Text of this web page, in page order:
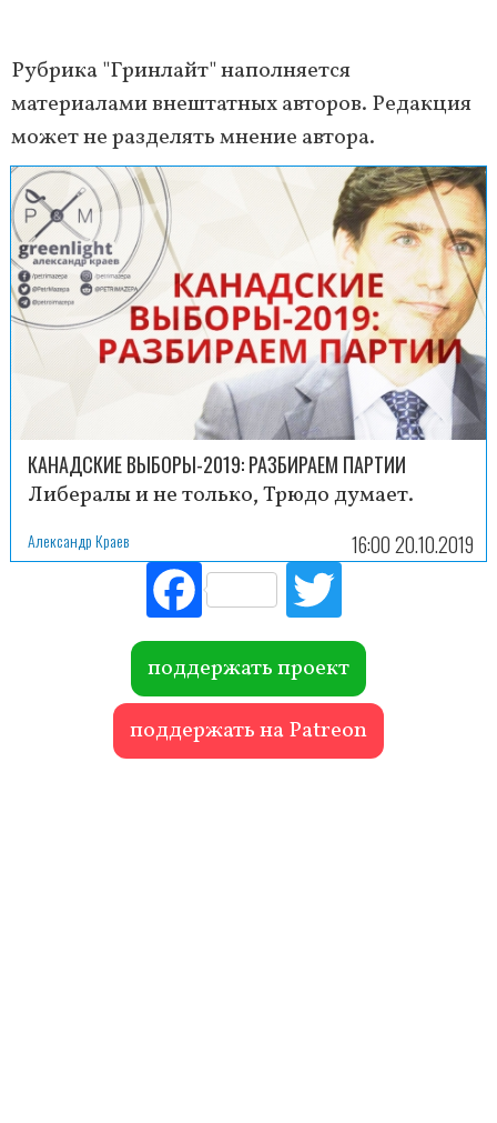
Рубрика "Гринлайт" наполняется
материалами внештатных авторов. Редакция
может не разделять мнение автора.
КАНАДСКИЕ ВЫБОРЫ-2019: РАЗБИРАЕМ ПАРТИИ
Либералы и не только, Трюдо думает.
Александр Краев 16:00 20.10.2019
Fac
ebo
ok r
поддержать проект
поддержать на Patreon